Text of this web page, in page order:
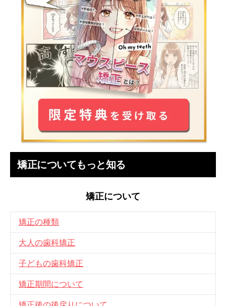
矯正についてもっと知る
矯正について
矯正の種類
大人の歯科矯正
子どもの歯科矯正
矯正期間について